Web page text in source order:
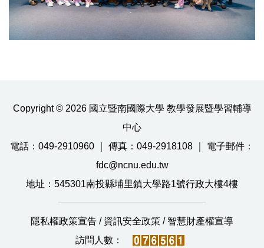
Copyright © 2026 國立暨南國際大學 教學發展暨學習輔導
中心
電話：049-2910960 ｜ 傳真：049-2918108 ｜ 電子郵件：
fdc@ncnu.edu.tw
地址：545301南投縣埔里鎮大學路1號行政大樓4樓
隱私權政策宣告 / 資訊安全政策 / 智慧財產權宣導